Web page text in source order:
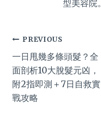
型美容院。
Post
navigation
PREVIOUS
一日甩幾多條頭髮？全
面剖析10大脫髮元凶，
附2指即測＋7日自救實
戰攻略